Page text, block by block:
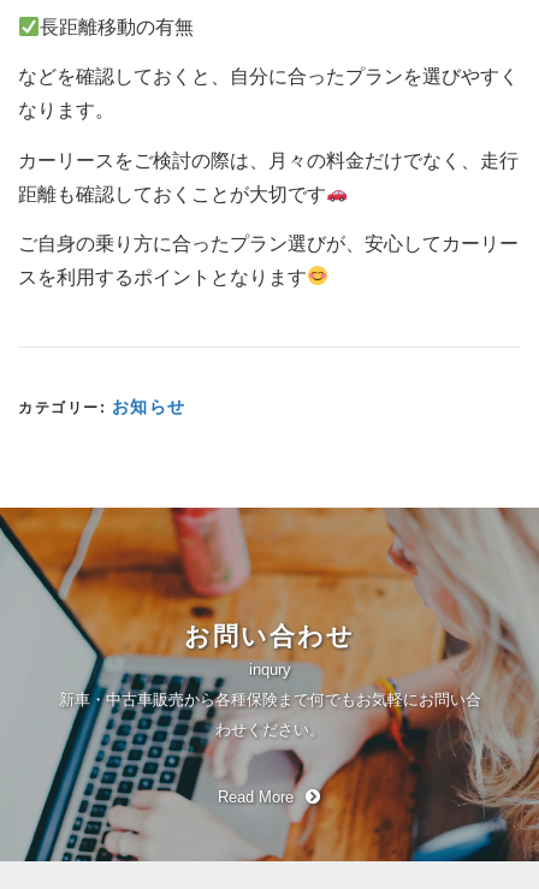
長距離移動の有無
などを確認しておくと、自分に合ったプランを選びやすく
なります。
カーリースをご検討の際は、月々の料金だけでなく、走行
距離も確認しておくことが大切です
ご自身の乗り方に合ったプラン選びが、安心してカーリー
スを利用するポイントとなります
カテゴリー: お知らせ
お問い合わせ
inqury
新車・中古車販売から各種保険まで何でもお気軽にお問い合
わせください。
Read More